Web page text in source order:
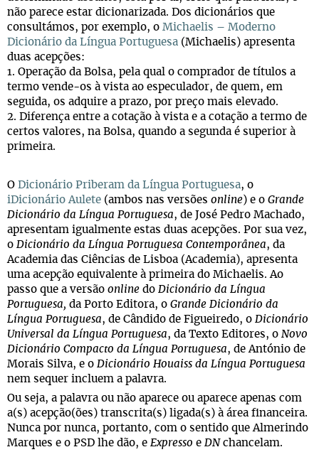
não parece estar dicionarizada. Dos dicionários que
consultámos, por exemplo, o Michaelis – Moderno
Dicionário da Língua Portuguesa (Michaelis) apresenta
duas acepções:
1. Operação da Bolsa, pela qual o comprador de títulos a
termo vende-os à vista ao especulador, de quem, em
seguida, os adquire a prazo, por preço mais elevado.
2. Diferença entre a cotação à vista e a cotação a termo de
certos valores, na Bolsa, quando a segunda é superior à
primeira.
O Dicionário Priberam da Língua Portuguesa, o
iDicionário Aulete (ambos nas versões online) e o Grande
Dicionário da Língua Portuguesa, de José Pedro Machado,
apresentam igualmente estas duas acepções. Por sua vez,
o Dicionário da Língua Portuguesa Contemporânea, da
Academia das Ciências de Lisboa (Academia), apresenta
uma acepção equivalente à primeira do Michaelis. Ao
passo que a versão online do Dicionário da Língua
Portuguesa, da Porto Editora, o Grande Dicionário da
Língua Portuguesa, de Cândido de Figueiredo, o Dicionário
Universal da Língua Portuguesa, da Texto Editores, o Novo
Dicionário Compacto da Língua Portuguesa, de António de
Morais Silva, e o Dicionário Houaiss da Língua Portuguesa
nem sequer incluem a palavra.
Ou seja, a palavra ou não aparece ou aparece apenas com
a(s) acepção(ões) transcrita(s) ligada(s) à área financeira.
Nunca por nunca, portanto, com o sentido que Almerindo
Marques e o PSD lhe dão, e Expresso e DN chancelam.